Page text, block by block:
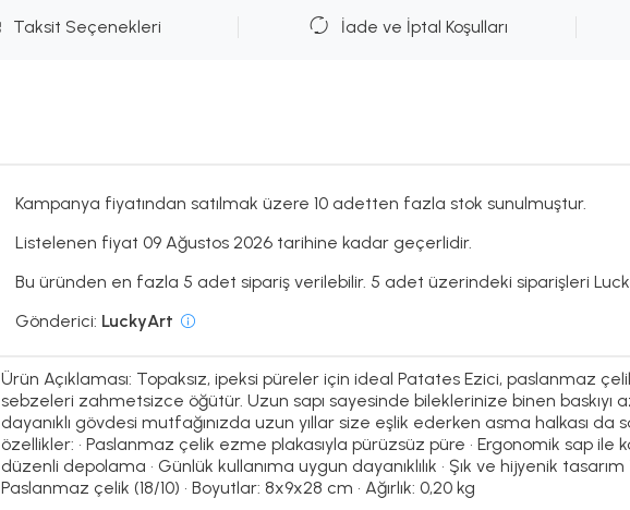
Taksit Seçenekleri İade ve İptal Koşulları
Kampanya fiyatından satılmak üzere 10 adetten fazla stok sunulmuştur.
Listelenen fiyat 09 Ağustos 2026 tarihine kadar geçerlidir.
Bu üründen en fazla 5 adet sipariş verilebilir. 5 adet üzerindeki siparişleri
Gönderici: LuckyArt
Ürün Açıklaması: Topaksız, ipeksi püreler için ideal Patates Ezici, paslanmaz
sebzeleri zahmetsizce öğütür. Uzun sapı sayesinde bileklerinize binen baskıyı
dayanıklı gövdesi mutfağınızda uzun yıllar size eşlik ederken asma halkası da
özellikler: • Paslanmaz çelik ezme plakasıyla pürüzsüz püre • Ergonomik sap ile
düzenli depolama • Günlük kullanıma uygun dayanıklılık • Şık ve hijyenik
Paslanmaz çelik (18/10) • Boyutlar: 8x9x28 cm • Ağırlık: 0,20 kg